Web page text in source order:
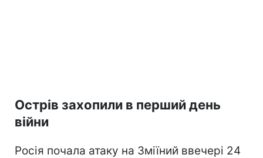
Острів захопили в перший день
війни
Росія почала атаку на Зміїний ввечері 24